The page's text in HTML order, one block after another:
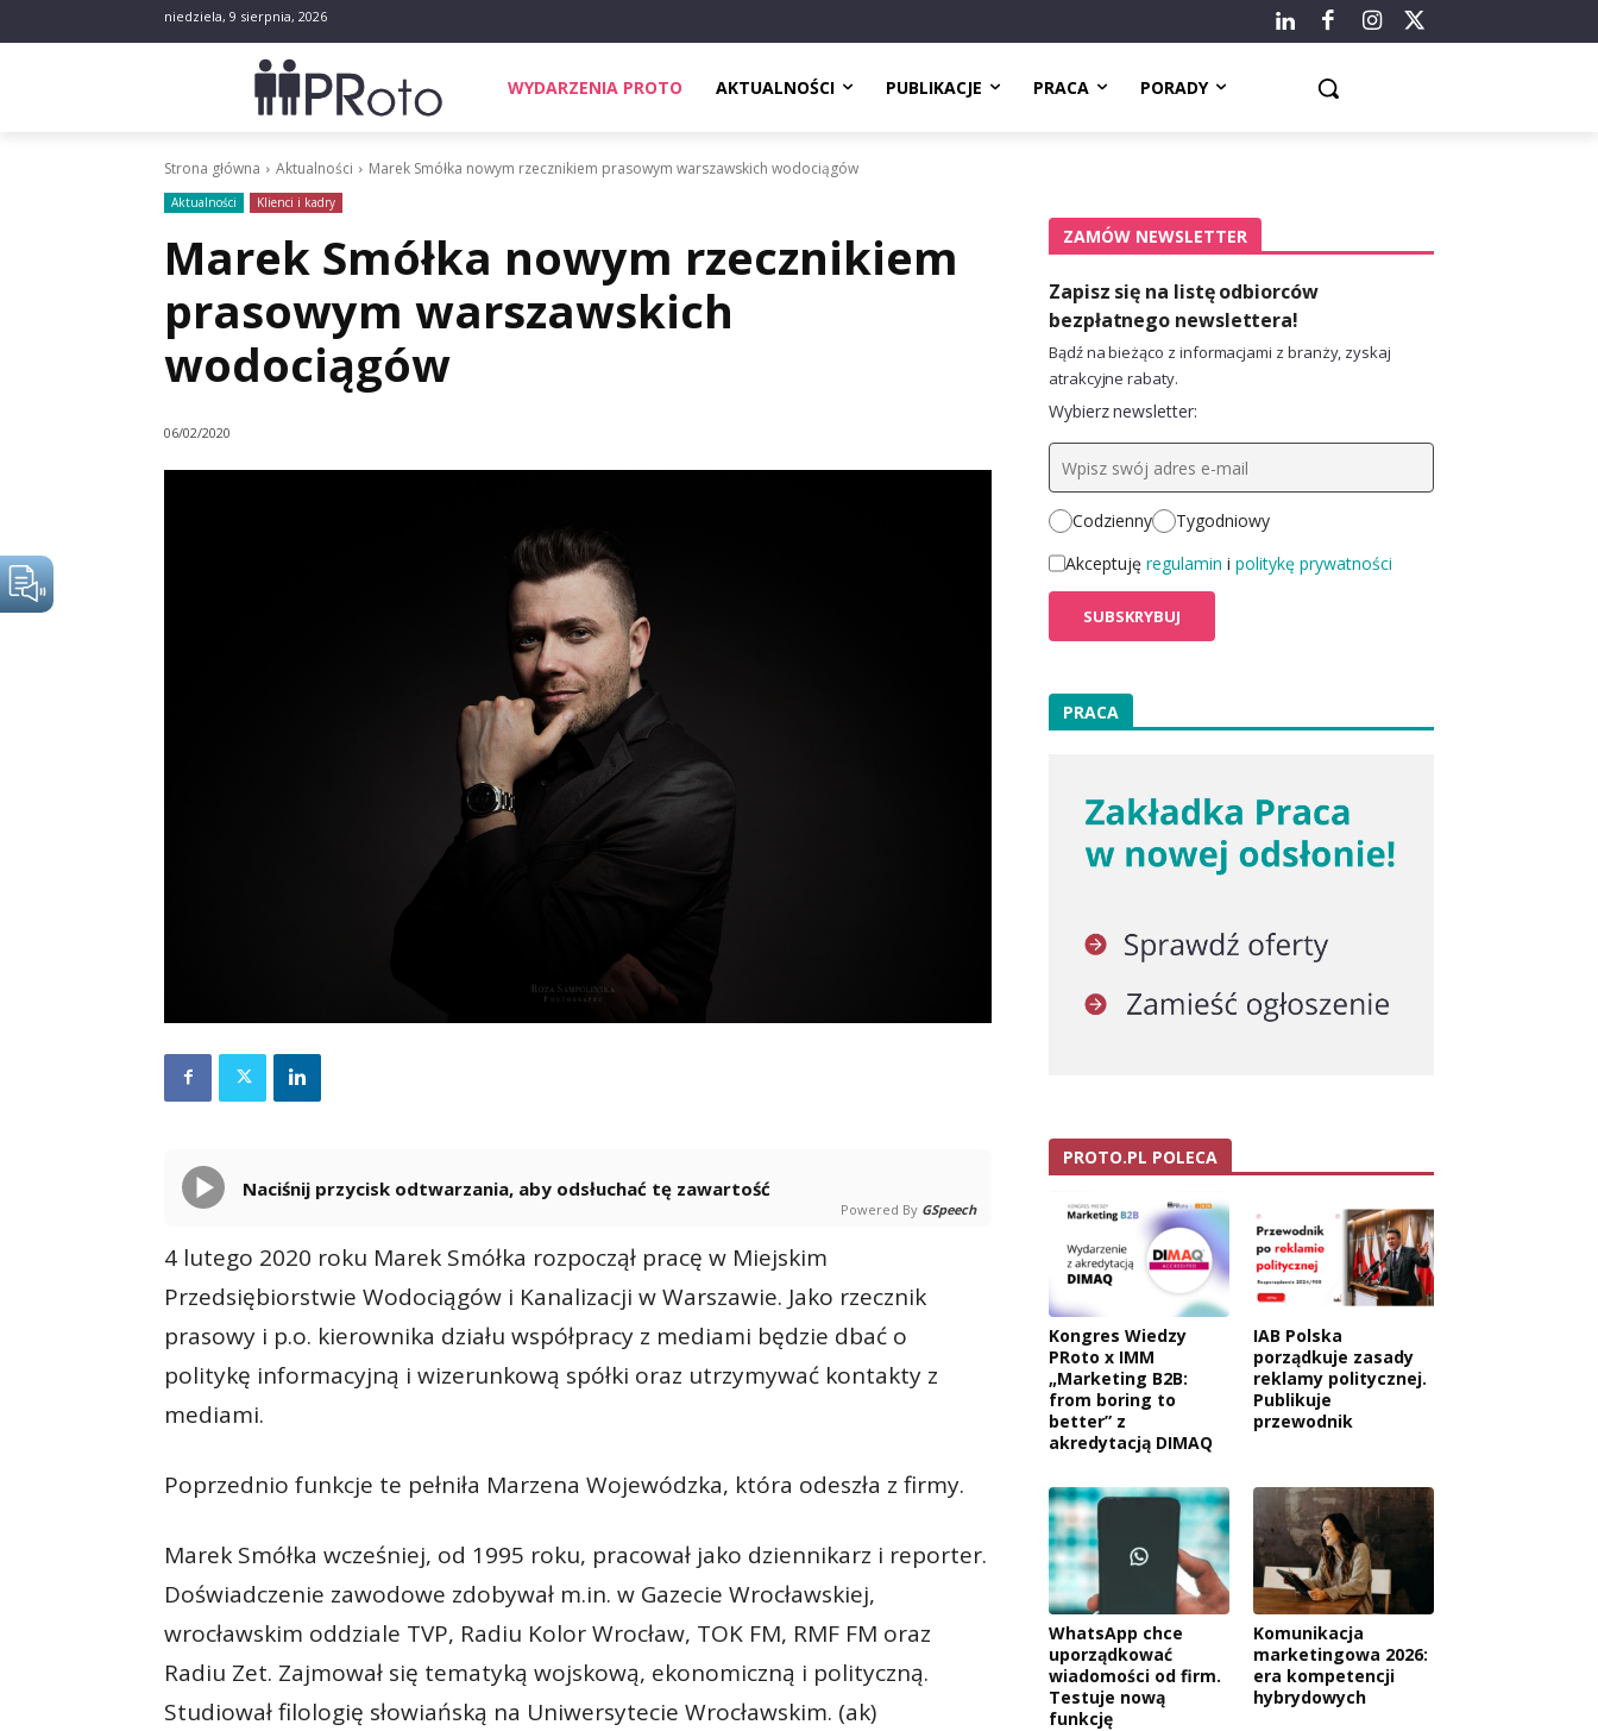
niedziela, 9 sierpnia, 2026
WYDARZENIA PROTO AKTUALNOŚCI PUBLIKACJE PRACA PORADY
Strona główna Aktualności Marek Smółka nowym rzecznikiem prasowym warszawskich wodociągów
Aktualności Klienci i kadry
Marek Smółka nowym rzecznikiem
prasowym warszawskich
wodociągów
06/02/2020
Naciśnij przycisk odtwarzania, aby odsłuchać tę zawartość
Powered By GSpeech
4 lutego 2020 roku Marek Smółka rozpoczął pracę w Miejskim
Przedsiębiorstwie Wodociągów i Kanalizacji w Warszawie. Jako rzecznik
prasowy i p.o. kierownika działu współpracy z mediami będzie dbać o
politykę informacyjną i wizerunkową spółki oraz utrzymywać kontakty z
mediami.
Poprzednio funkcje te pełniła Marzena Wojewódzka, która odeszła z firmy.
Marek Smółka wcześniej, od 1995 roku, pracował jako dziennikarz i reporter.
Doświadczenie zawodowe zdobywał m.in. w Gazecie Wrocławskiej,
wrocławskim oddziale TVP, Radiu Kolor Wrocław, TOK FM, RMF FM oraz
Radiu Zet. Zajmował się tematyką wojskową, ekonomiczną i polityczną.
Studiował filologię słowiańską na Uniwersytecie Wrocławskim. (ak)
ZAMÓW NEWSLETTER
Zapisz się na listę odbiorców
bezpłatnego newslettera!
Bądź na bieżąco z informacjami z branży, zyskaj
atrakcyjne rabaty.
Wybierz newsletter:
Codzienny
Tygodniowy
Akceptuję regulamin i politykę prywatności
PRACA
PROTO.PL POLECA
Kongres Wiedzy
PRoto x IMM
„Marketing B2B:
from boring to
better” z
akredytacją DIMAQ
IAB Polska
porządkuje zasady
reklamy politycznej.
Publikuje
przewodnik
WhatsApp chce
uporządkować
wiadomości od firm.
Testuje nową
funkcję
Komunikacja
marketingowa 2026:
era kompetencji
hybrydowych